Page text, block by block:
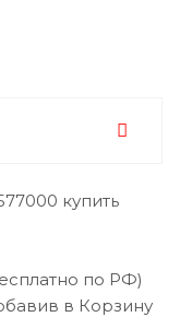
купить
по РФ)
в Корзину